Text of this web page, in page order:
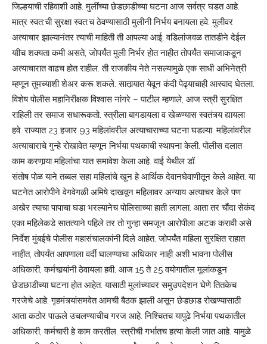
जिल्हयाची रहिवाशी आहे. मुलींच्या छेडछाडीच्या घटना आज सर्वत्र घडत आहे.
मात्र स्वत:ची सुरक्षा स्वत:च ठेवण्यासाठी मुलीनी निर्भय बनायला हवे. मुलीवर
अत्याचार झाल्यानंतर त्याची माहिती ती आपल्या आई, वडिलांजवळ तातडीने देईल
याीच शक्यता कमी असते, जोपर्यंत मुली निर्भर होत नाहीत तोपर्यंत समाजाकडून
अत्याचारात वाढच होत राहील. ती राजकीय नेते नसल्यामुळे एक साधी अभिनेत्री
म्हणून तुमच्याशी शेअर करू शकले. सातार्‍यात येवून कंदी पेढ्याचाही आस्वाद घेतला.
विशेष पोलीस महानिरीक्षक विश्‍वास नांगरे – पाटील म्हणाले, आज स्त्री सुरक्षित
राहिली तर समाज सधारूकतो. स्त्रीला बागडायला व खेळण्यास स्वतंत्र्य द्यायला
हवे. राज्यात 23 हजार 93 महिलांवरील अत्याचाराच्या घटना घडल्या. महिलांवरील
अत्याचाराचे गुन्हे रोखावेत म्हणून निर्भया पथकाची स्थापना केली. पोलीस दलात
काम करणार्‍या महिलांचा यात समावेश केला आहे. वाई येथील डॉ.
संतोष पोळ याने तब्बल सहा महिलांचे खून हे आर्थिक देवानघेवाणीतून केले आहेत. या
घटनेत आरोपीने वेगवेगळी अमिषे दाखवून महिलावर अन्याय अत्याचर केले पण
अखेर त्याचा पापाचा घडा भरल्यानेच पोलिसाच्या हाती लागला. आता तर चौंदा सेकंद
एका महिलेकडे सातत्याने पहिले तर तो गुन्हा समजून आरोपीला अटक करावी असे
निर्देश मुंबईचे पोलीस महासंचालकांनी दिले आहेत. जोपर्यंत महिला सुरक्षित राहात
नाहीत, तोपर्यंत आपणाला वर्दी घालण्याचा अधिकार नाही अशी भावना पोलीस
अधिकारी, कर्मचार्‍यांनी ठेवायला हवी. आज 15 ते 25 वयोगातील मूलांकडून
छेडछाडीच्या घटना होत आहेत. यासाठी मुलांच्यावर समुउपदेशन घेणे तितकेच
गरजेचे आहे. गृहमंत्र्यांसमवेत आमची बैठक झाली असून छेडछाड रोखण्यासाठी
आता कठोर पाऊले उचलण्याचीच गरज आहे. निश्‍चितच यापुढे निर्भया पथकातील
अधिकारी, कर्मचारी हे काम करतील. स्त्रीची गर्भातच हत्या केली जात आहे. यामुळे